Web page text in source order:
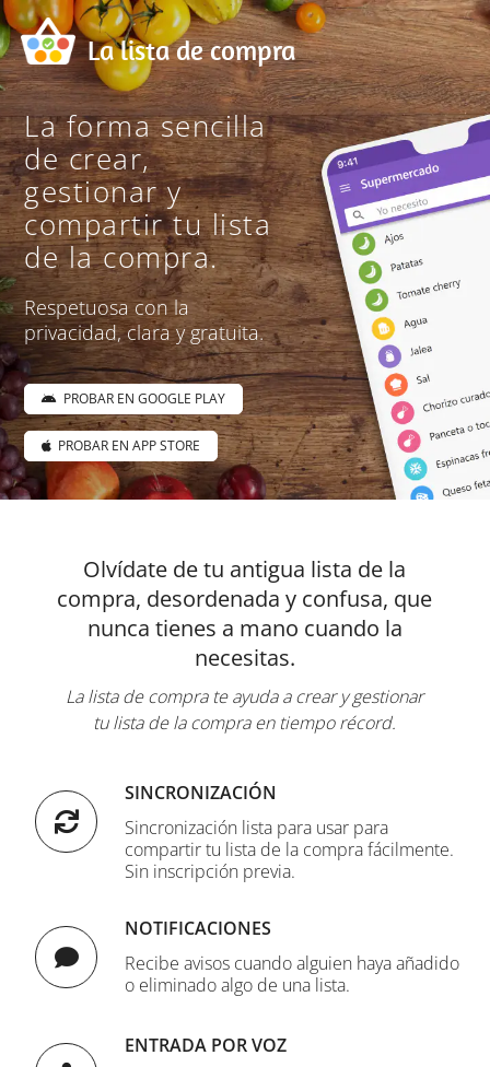
La lista de compra
La forma sencilla
de crear,
gestionar y
compartir tu lista
de la compra.
Respetuosa con la
privacidad, clara y gratuita.
PROBAR EN GOOGLE PLAY
PROBAR EN APP STORE
Olvídate de tu antigua lista de la
compra, desordenada y confusa, que
nunca tienes a mano cuando la
necesitas.
La lista de compra te ayuda a crear y gestionar
tu lista de la compra en tiempo récord.
SINCRONIZACIÓN
Sincronización lista para usar para
compartir tu lista de la compra fácilmente.
Sin inscripción previa.
NOTIFICACIONES
Recibe avisos cuando alguien haya añadido
o eliminado algo de una lista.
ENTRADA POR VOZ